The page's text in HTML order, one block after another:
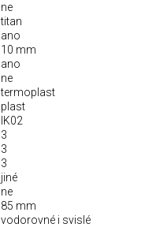
ne
titan
ano
10 mm
ano
ne
termoplast
plast
IK02
3
3
3
jiné
ne
85 mm
vodorovné i svislé